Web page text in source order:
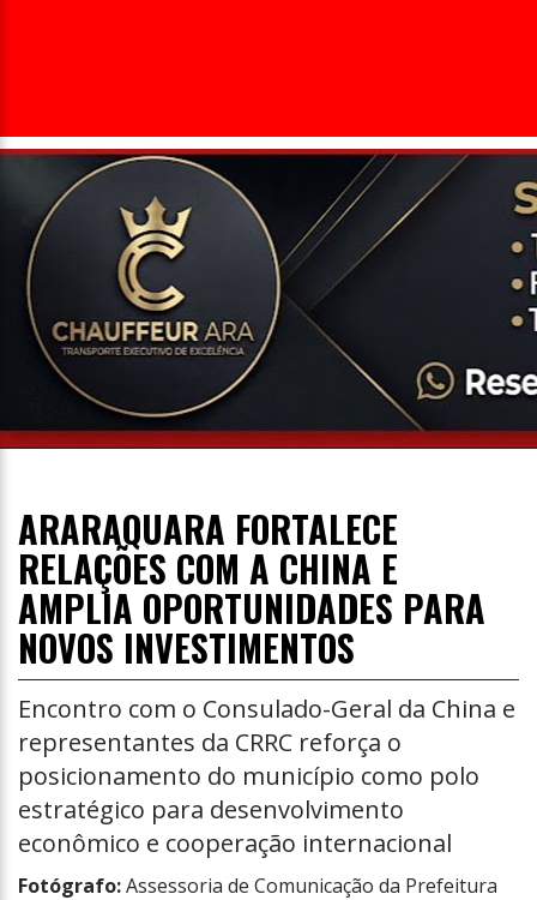
ARARAQUARA FORTALECE
RELAÇÕES COM A CHINA E
AMPLIA OPORTUNIDADES PARA
NOVOS INVESTIMENTOS
Encontro com o Consulado-Geral da China e
representantes da CRRC reforça o
posicionamento do município como polo
estratégico para desenvolvimento
econômico e cooperação internacional
Fotógrafo:Assessoria de Comunicação da Prefeitura